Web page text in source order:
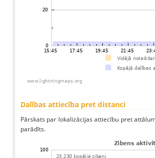
Dalības attiecība pret distanci
Pārskats par lokalizācijas attiecību pret
parādīts.